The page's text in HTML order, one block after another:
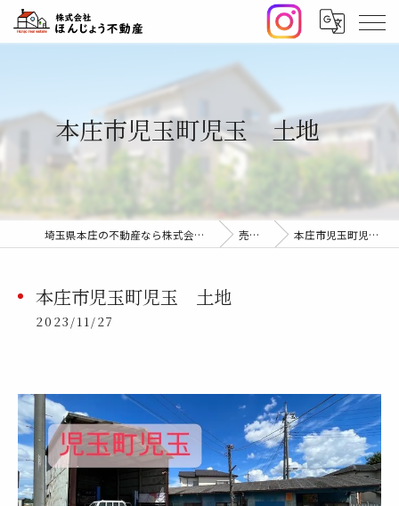
本庄市児玉町児玉 土地
埼玉県本庄の不動産なら株式会社ほんじょう不動産 売却事例 本庄市児玉町児玉 土地
本庄市児玉町児玉 土地
2023/11/27